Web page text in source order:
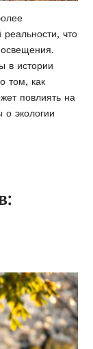
что
в истории
том, как
повлиять на
экологии